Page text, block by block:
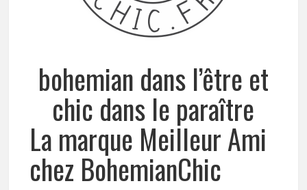
bohemian dans l’être et
chic dans le paraître
La marque Meilleur Ami
chez BohemianChic